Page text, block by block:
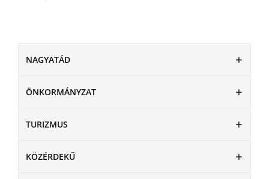
NAGYATÁD
ÖNKORMÁNYZAT
TURIZMUS
KÖZÉRDEKŰ